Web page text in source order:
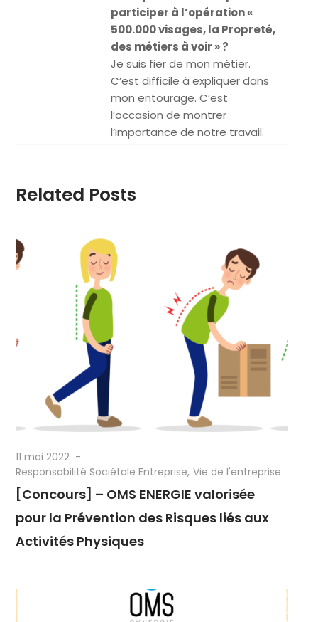
participer à l’opération «
500.000 visages, la Propreté,
des métiers à voir » ?
Je suis fier de mon métier.
C’est difficile à expliquer dans
mon entourage. C’est
l’occasion de montrer
l’importance de notre travail.
Related Posts
11 mai 2022
Responsabilité Sociétale Entreprise Vie de l'entreprise
[Concours] – OMS ENERGIE valorisée
pour la Prévention des Risques liés aux
Activités Physiques